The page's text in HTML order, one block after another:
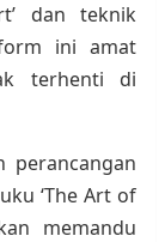
dan teknik
ini amat
terhenti di
perancangan
‘The Art of
memandu